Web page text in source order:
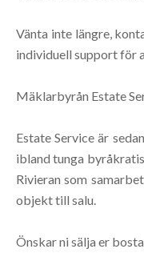
Vänta inte längre,
individuell support för
Mäklarbyrån Estate
Estate Service är
ibland tunga
Rivieran som
objekt till salu.
Önskar ni sälja er